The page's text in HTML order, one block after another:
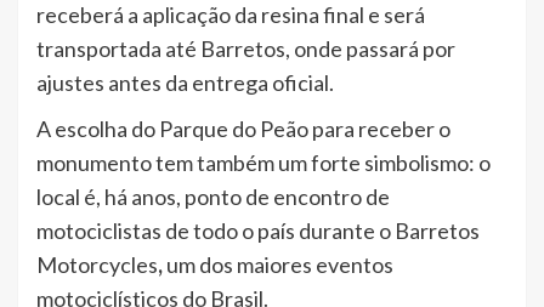
receberá a aplicação da resina final e será
transportada até Barretos, onde passará por
ajustes antes da entrega oficial.
A escolha do Parque do Peão para receber o
monumento tem também um forte simbolismo: o
local é, há anos, ponto de encontro de
motociclistas de todo o país durante o Barretos
Motorcycles,um dos maiores eventos
motociclísticos do Brasil.